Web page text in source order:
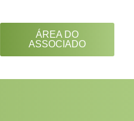
ÁREA DO
ASSOCIADO